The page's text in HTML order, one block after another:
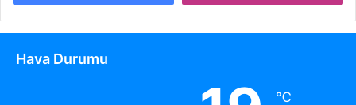
Hava Durumu
℃